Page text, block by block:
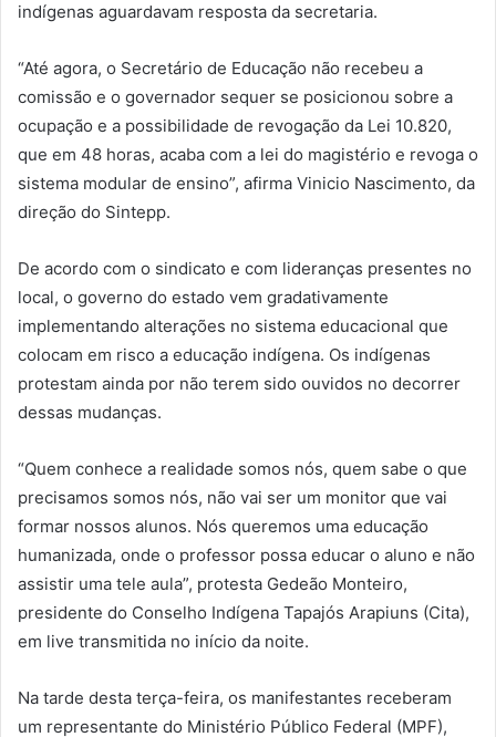
indígenas aguardavam resposta da secretaria.
“Até agora, o Secretário de Educação não recebeu a
comissão e o governador sequer se posicionou sobre a
ocupação e a possibilidade de revogação da Lei 10.820,
que em 48 horas, acaba com a lei do magistério e revoga o
sistema modular de ensino”, afirma Vinicio Nascimento, da
direção do Sintepp.
De acordo com o sindicato e com lideranças presentes no
local, o governo do estado vem gradativamente
implementando alterações no sistema educacional que
colocam em risco a educação indígena. Os indígenas
protestam ainda por não terem sido ouvidos no decorrer
dessas mudanças.
“Quem conhece a realidade somos nós, quem sabe o que
precisamos somos nós, não vai ser um monitor que vai
formar nossos alunos. Nós queremos uma educação
humanizada, onde o professor possa educar o aluno e não
assistir uma tele aula”, protesta Gedeão Monteiro,
presidente do Conselho Indígena Tapajós Arapiuns (Cita),
em live transmitida no início da noite.
Na tarde desta terça-feira, os manifestantes receberam
um representante do Ministério Público Federal (MPF),